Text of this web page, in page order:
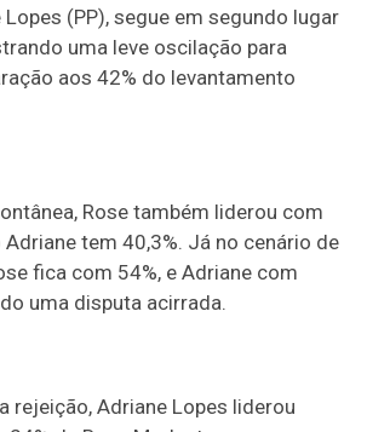
(PP), segue em segundo lugar
uma leve oscilação para
aos 42% do levantamento
Rose também liderou com
Adriane tem 40,3%. Já no cenário de
fica com 54%, e Adriane com
uma disputa acirrada.
rejeição, Adriane Lopes liderou